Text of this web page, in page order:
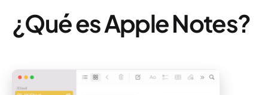
¿Qué es Apple Notes?